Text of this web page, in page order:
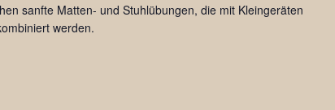
sanfte Matten- und Stuhlübungen, die mit Kleingeräten
werden.